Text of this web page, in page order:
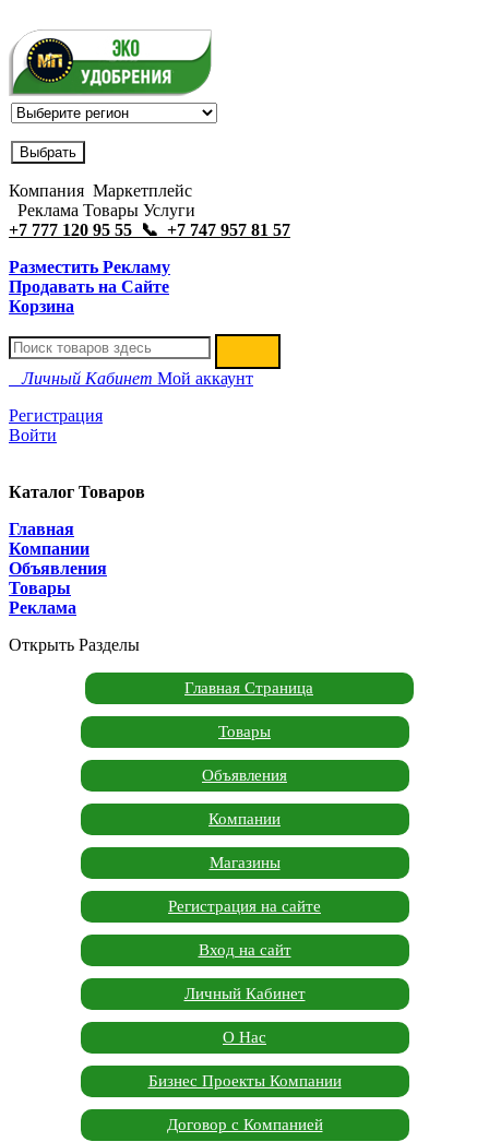
Компания Маркетплейс
Реклама Товары Услуги
+7 777 120 95 55 📞 +7 747 957 81 57
Разместить Рекламу
Продавать на Сайте
Корзина
Личный Кабинет Мой аккаунт
Регистрация
Войти
Каталог Товаров
Главная
Компании
Объявления
Товары
Реклама
Открыть Разделы
Главная Страница
Товары
Объявления
Компании
Магазины
Регистрация на сайте
Вход на сайт
Личный Кабинет
О Нас
Бизнес Проекты Компании
Договор с Компанией